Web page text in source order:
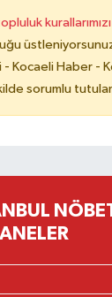
kurallarımızı
Kocaeli Haber -
sorumlu